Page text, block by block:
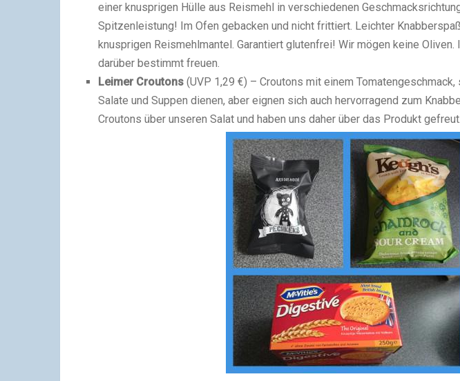
einer knusprigen Hülle aus Reismehl in verschiedenen
Spitzenleistung! Im Ofen gebacken und nicht frittiert. Leichter
knusprigen Reismehlmantel. Garantiert glutenfrei! Wir mögen keine
darüber bestimmt freuen.
Leimer Croutons(UVP 1,29 €) – Croutons mit einem
Salate und Suppen dienen, aber eignen sich auch hervorragend zum
Croutons über unseren Salat und haben uns daher über das Produkt gefreut.